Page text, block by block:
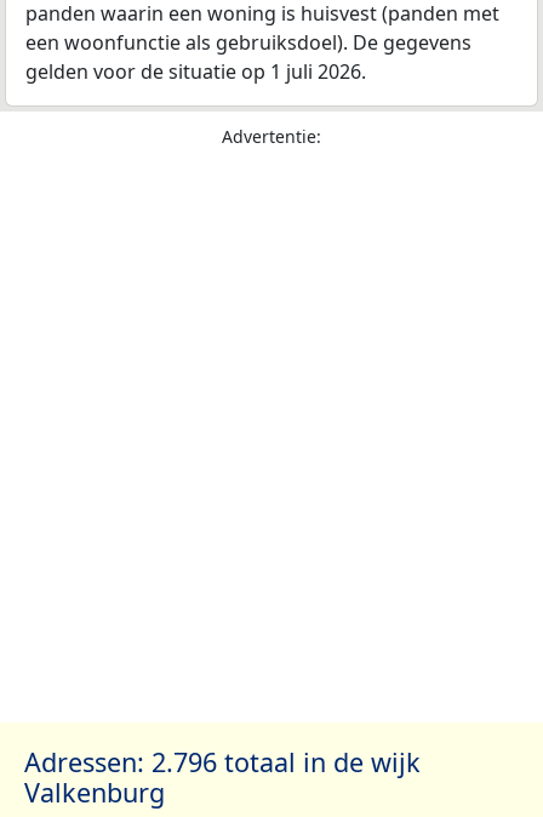
panden waarin een woning is huisvest (panden met
een woonfunctie als gebruiksdoel). De gegevens
gelden voor de situatie op 1 juli 2026.
Advertentie:
Adressen: 2.796 totaal in de wijk
Valkenburg